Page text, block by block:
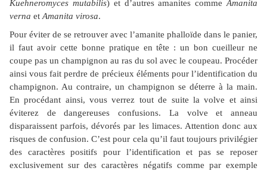
Kuehneromyces mutabilis) et d’autres amanites commeAmanita
verna et Amanita virosa.
Pour éviter de se retrouver avec l’amanite phalloïde dans le panier,
il faut avoir cette bonne pratique en tête : un bon cueilleur ne
coupe pas un champignon au ras du sol avec le coupeau. Procéder
ainsi vous fait perdre de précieux éléments pour l’identification du
champignon. Au contraire, un champignon se déterre à la main.
En procédant ainsi, vous verrez tout de suite la volve et ainsi
éviterez de dangereuses confusions. La volve et anneau
disparaissent parfois, dévorés par les limaces. Attention donc aux
risques de confusion. C’est pour cela qu’il faut toujours privilégier
des caractères positifs pour l’identification et pas se reposer
exclusivement sur des caractères négatifs comme par exemple